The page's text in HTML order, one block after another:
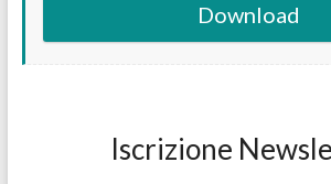
Download
Iscrizione